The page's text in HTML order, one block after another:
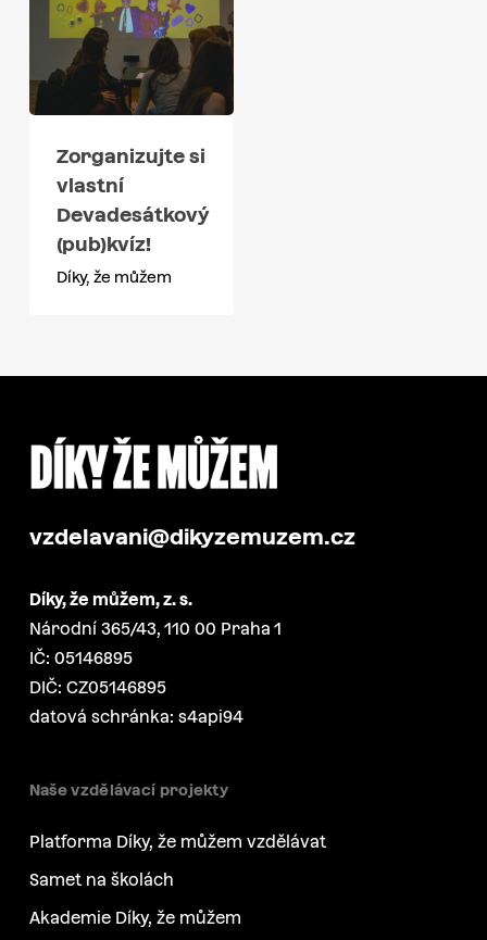
Zorganizujte si
vlastní
Devadesátkový
(pub)kvíz!
Díky, že můžem
vzdelavani@dikyzemuzem.cz
Díky, že můžem, z. s.
Národní 365/43, 110 00 Praha 1
IČ: 05146895
DIČ: CZ05146895
datová schránka: s4api94
Naše vzdělávací projekty
Platforma Díky, že můžem vzdělávat
Samet na školách
Akademie Díky, že můžem